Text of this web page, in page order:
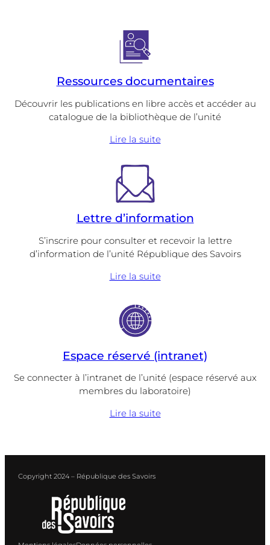
Ressources documentaires
Découvrir les publications en libre accès et accéder au
catalogue de la bibliothèque de l’unité
Lire la suite
Lettre d’information
S’inscrire pour consulter et recevoir la lettre
d’information de l’unité République des Savoirs
Lire la suite
Espace réservé (intranet)
Se connecter à l’intranet de l’unité (espace réservé aux
membres du laboratoire)
Lire la suite
Copyright 2024 – République des Savoirs